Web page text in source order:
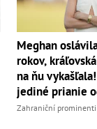
Meghan
rokov,
na ňu
jediné prianie
Zahraniční prominenti